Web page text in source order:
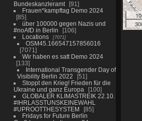
Bundeskanzleramt
91
Frauen*kampftag Demo 2024
85
über 100000 gegen Nazis und
#noAfD in Berlin
106
Locations
7071
OSM45.166547157856016
7071
Wir haben es satt Demo 2024
133
International Transgender Day of
Visibility Berlin 2022
51
Stoppt den Krieg! Frieden für die
Ukraine und ganz Europa
100
GLOBALER KLIMASTREIK 22.10.
#IHRLASSTUNSKEINEWAHL
#UPROOTTHESYSTEM
85
Fridays for Future Berlin